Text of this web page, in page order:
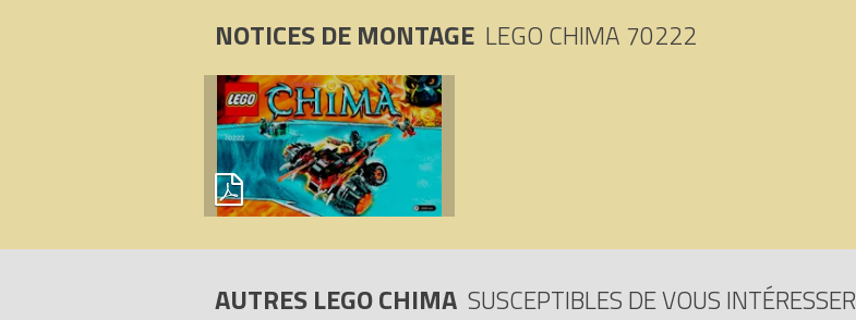
NOTICES DE MONTAGE LEGO CHIMA 70222
AUTRES LEGO CHIMA SUSCEPTIBLES DE VOUS INTÉRESSER